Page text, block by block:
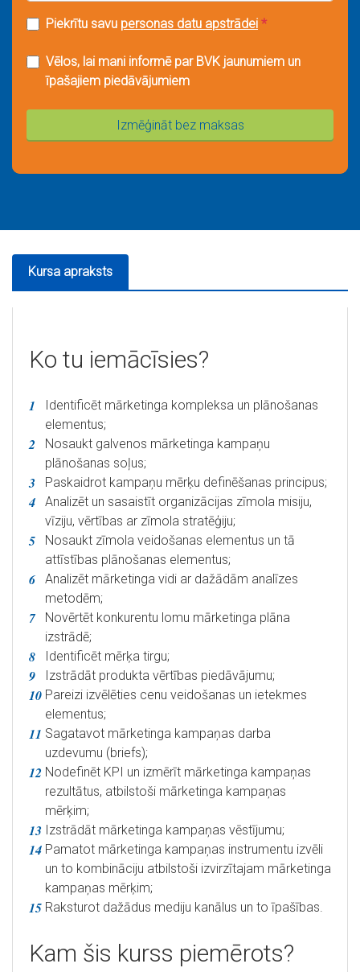
Piekrītu savu personas datu apstrādei *
Vēlos, lai mani informē par BVK jaunumiem un
īpašajiem piedāvājumiem
Izmēģināt bez maksas
Kursa apraksts
Ko tu iemācīsies?
Identificēt mārketinga kompleksa un plānošanas
elementus;
Nosaukt galvenos mārketinga kampaņu
plānošanas soļus;
Paskaidrot kampaņu mērķu definēšanas principus;
Analizēt un sasaistīt organizācijas zīmola misiju,
vīziju, vērtības ar zīmola stratēģiju;
Nosaukt zīmola veidošanas elementus un tā
attīstības plānošanas elementus;
Analizēt mārketinga vidi ar dažādām analīzes
metodēm;
Novērtēt konkurentu lomu mārketinga plāna
izstrādē;
Identificēt mērķa tirgu;
Izstrādāt produkta vērtības piedāvājumu;
Pareizi izvēlēties cenu veidošanas un ietekmes
elementus;
Sagatavot mārketinga kampaņas darba
uzdevumu (briefs);
Nodefinēt KPI un izmērīt mārketinga kampaņas
rezultātus, atbilstoši mārketinga kampaņas
mērķim;
Izstrādāt mārketinga kampaņas vēstījumu;
Pamatot mārketinga kampaņas instrumentu izvēli
un to kombināciju atbilstoši izvirzītajam mārketinga
kampaņas mērķim;
Raksturot dažādus mediju kanālus un to īpašības.
Kam šis kurss piemērots?